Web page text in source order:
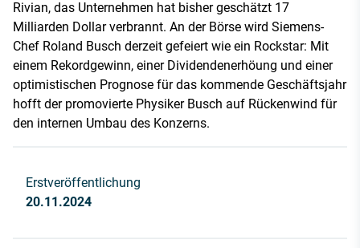
Rivian, das Unternehmen hat bisher geschätzt 17
Milliarden Dollar verbrannt. An der Börse wird Siemens-
Chef Roland Busch derzeit gefeiert wie ein Rockstar: Mit
einem Rekordgewinn, einer Dividendenerhöung und einer
optimistischen Prognose für das kommende Geschäftsjahr
hofft der promovierte Physiker Busch auf Rückenwind für
den internen Umbau des Konzerns.
Erstveröffentlichung
20.11.2024